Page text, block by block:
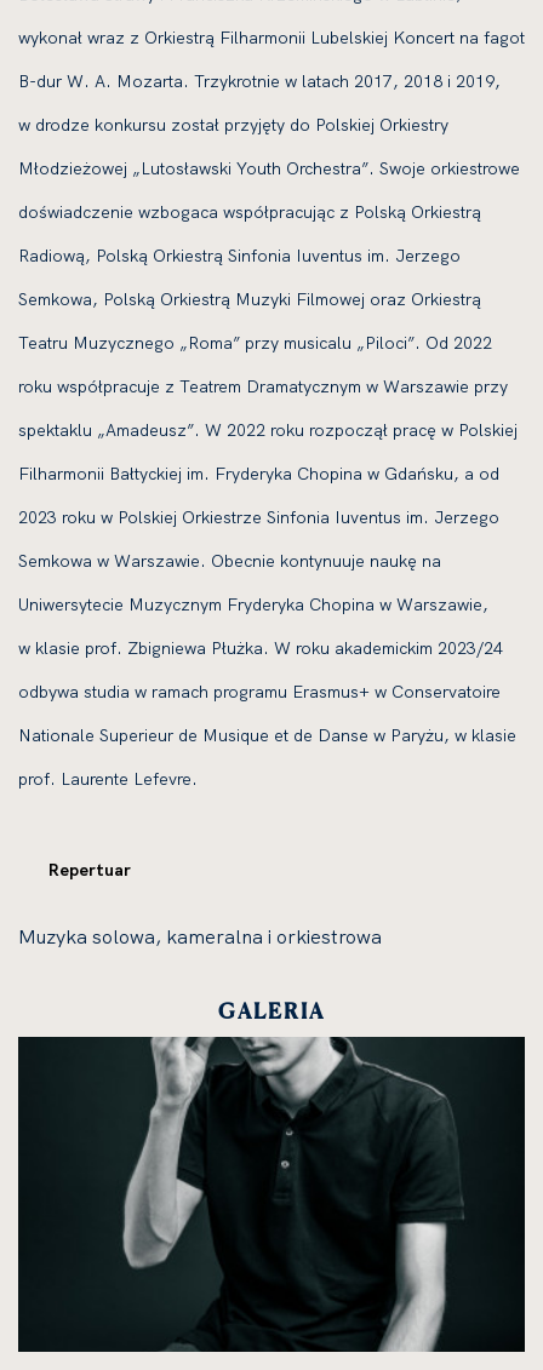
wykonał wraz z Orkiestrą Filharmonii Lubelskiej Koncert na fagot
B-dur W. A. Mozarta. Trzykrotnie w latach 2017, 2018 i 2019,
w drodze konkursu został przyjęty do Polskiej Orkiestry
Młodzieżowej „Lutosławski Youth Orchestra”. Swoje orkiestrowe
doświadczenie wzbogaca współpracując z Polską Orkiestrą
Radiową, Polską Orkiestrą Sinfonia Iuventus im. Jerzego
Semkowa, Polską Orkiestrą Muzyki Filmowej oraz Orkiestrą
Teatru Muzycznego „Roma” przy musicalu „Piloci”. Od 2022
roku współpracuje z Teatrem Dramatycznym w Warszawie przy
spektaklu „Amadeusz”. W 2022 roku rozpoczął pracę w Polskiej
Filharmonii Bałtyckiej im. Fryderyka Chopina w Gdańsku, a od
2023 roku w Polskiej Orkiestrze Sinfonia Iuventus im. Jerzego
Semkowa w Warszawie. Obecnie kontynuuje naukę na
Uniwersytecie Muzycznym Fryderyka Chopina w Warszawie,
w klasie prof. Zbigniewa Płużka. W roku akademickim 2023/24
odbywa studia w ramach programu Erasmus+ w Conservatoire
Nationale Superieur de Musique et de Danse w Paryżu, w klasie
prof. Laurente Lefevre.
Repertuar
Muzyka solowa, kameralna i orkiestrowa
GALERIA